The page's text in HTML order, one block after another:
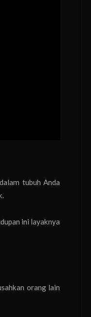
tubuh Anda
ini layaknya
orang lain